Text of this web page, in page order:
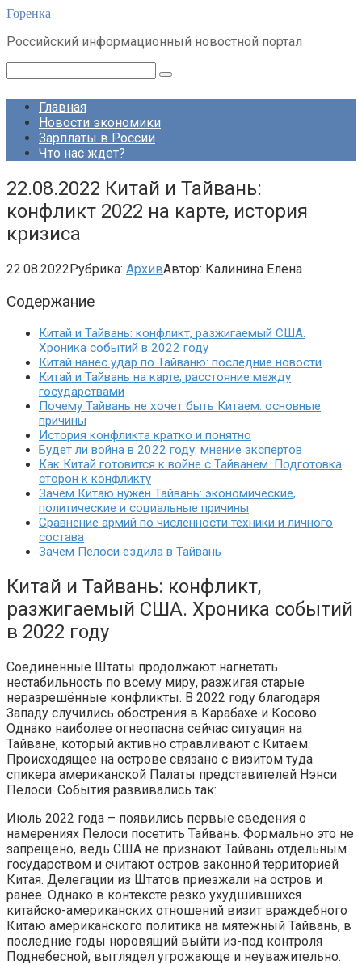
Перейти
контенту
Горенка
Российский информационный новостной портал
Главная
Новости экономики
Зарплаты в России
Что нас ждет?
22.08.2022 Китай и Тайвань:
конфликт 2022 на карте, история
кризиса
22.08.2022Рубрика: АрхивАвтор: Калинина Елена
Содержание
Китай и Тайвань: конфликт, разжигаемый США.
Хроника событий в 2022 году
Китай нанес удар по Тайваню: последние новости
Китай и Тайвань на карте, расстояние между
государствами
Почему Тайвань не хочет быть Китаем: основные
причины
История конфликта кратко и понятно
Будет ли война в 2022 году: мнение экспертов
Как Китай готовится к войне с Тайванем. Подготовка
сторон к конфликту
Зачем Китаю нужен Тайвань: экономические,
политические и социальные причины
Сравнение армий по численности техники и личного
состава
Зачем Пелоси ездила в Тайвань
Китай и Тайвань: конфликт,
разжигаемый США. Хроника событий
в 2022 году
Соединённые Штаты продолжают нагнетать
нестабильность по всему миру, разжигая старые
неразрешённые конфликты. В 2022 году благодаря
Западу случились обострения в Карабахе и Косово.
Однако наиболее огнеопасна сейчас ситуация на
Тайване, который активно стравливают с Китаем.
Происходящее на острове связано с визитом туда
спикера американской Палаты представителей Нэнси
Пелоси. События развивались так:
Июль 2022 года – появились первые сведения о
намерениях Пелоси посетить Тайвань. Формально это не
запрещено, ведь США не признают Тайвань отдельным
государством и считают остров законной территорией
Китая. Делегации из Штатов приезжали на остров и
ранее. Однако в контексте резко ухудшившихся
китайско-американских отношений визит враждебного
Китаю американского политика на мятежный Тайвань, в
последние годы норовящий выйти из-под контроля
Поднебесной, выглядел угрожающе и неуважительно.